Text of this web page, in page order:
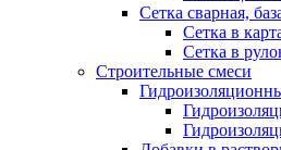
Сетка сварная,
Сетка в
Сетка в
Строительные смеси